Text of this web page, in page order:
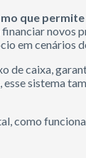
que
financiar novos
em cenários
de caixa,
sistema
como